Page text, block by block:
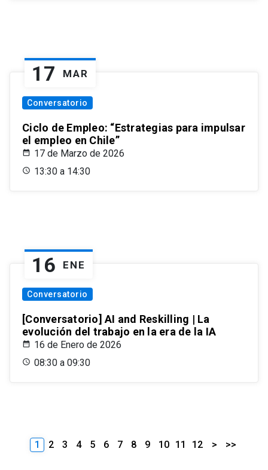
17 MAR
Conversatorio
Ciclo de Empleo: “Estrategias para impulsar
el empleo en Chile”
17 de Marzo de 2026
13:30 a 14:30
16 ENE
Conversatorio
[Conversatorio] AI and Reskilling | La
evolución del trabajo en la era de la IA
16 de Enero de 2026
08:30 a 09:30
1 2 3 4 5 6 7 8 9 10 11 12 > >>